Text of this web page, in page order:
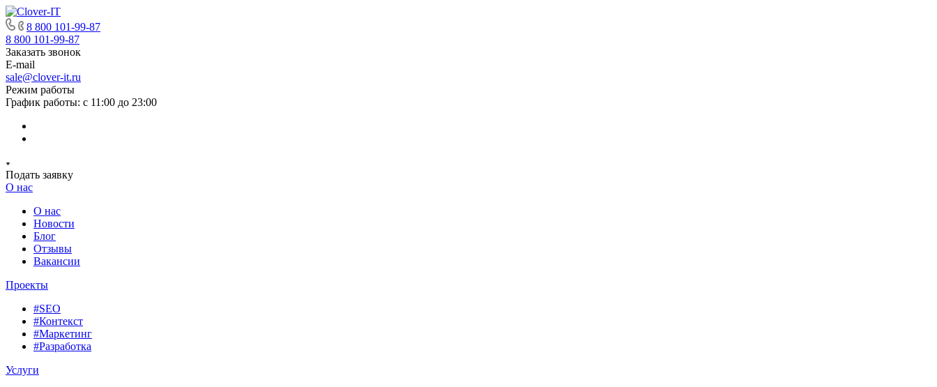
8 800 101-99-87
8 800 101-99-87
Заказать звонок
E-mail
sale@clover-it.ru
Режим работы
График работы: с 11:00 до 23:00
Подать заявку
О нас
О нас
Новости
Блог
Отзывы
Вакансии
Проекты
#SEO
#Контекст
#Маркетинг
#Разработка
Услуги